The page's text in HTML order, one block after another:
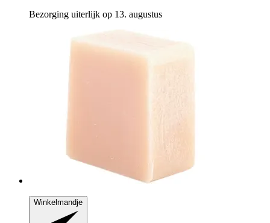
Bezorging uiterlijk op 13. augustus
Winkelmandje